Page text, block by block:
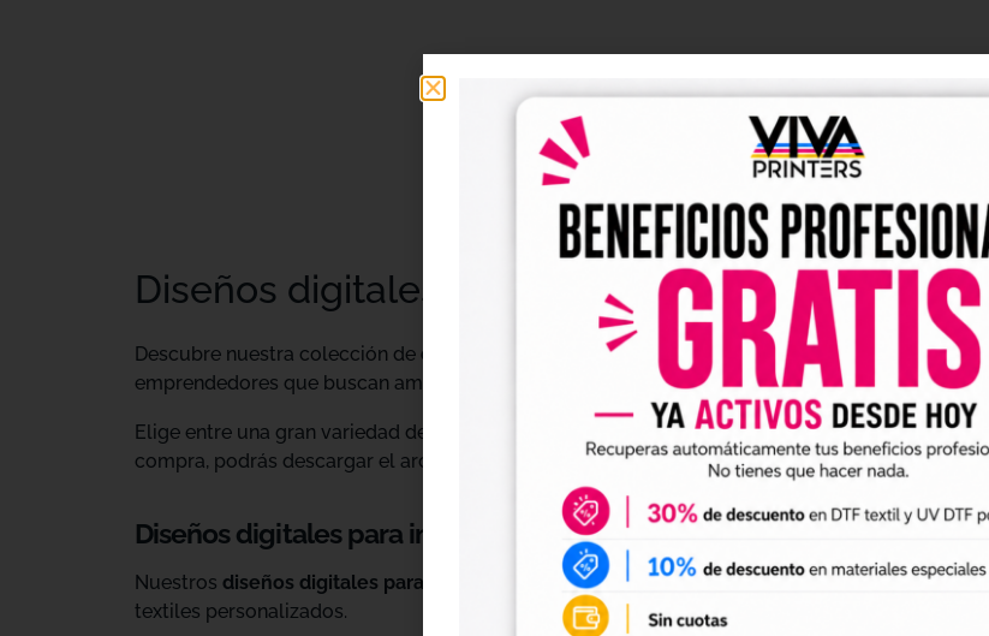
DESCRIPCIÓN
Diseños digitales DTF y UV DTF listos para
Descubre nuestra colección de diseños digitales DTF y UV DTF
, creados para talleres de
emprendedores que buscan ampliar su catálogo de forma rápida y sencilla.
Elige entre una gran variedad de diseños individuales y archivos digitales preparados para
compra, podrás descargar el archivo y utilizarlo en tus trabajos de impresión DTF o UV DTF.
Diseños digitales para impresión DTF textil
Nuestros diseños digitales para DTF
son ideales para crear camisetas, sudaderas, tote
textiles personalizados.